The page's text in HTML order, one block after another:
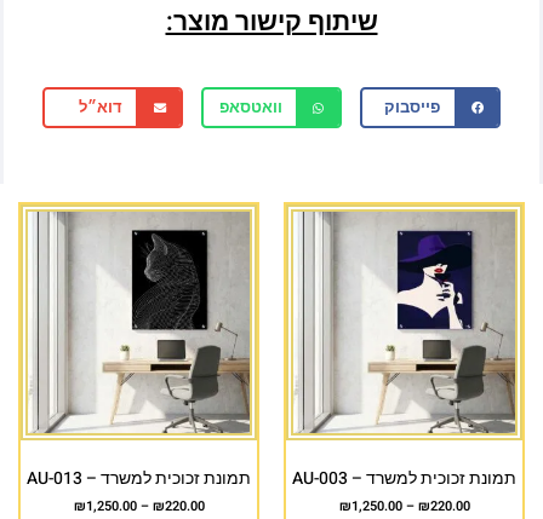
שיתוף קישור מוצר:
פייסבוק וואטסאפ דוא״ל
תמונת זכוכית למשרד – AU-003
₪220.00
–
₪1,250.00
תמונת זכוכית למשרד – AU-013
₪220.00
–
₪1,250.00